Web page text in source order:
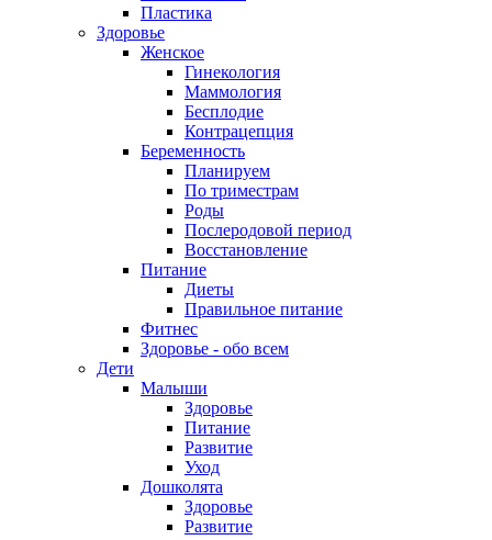
Пластика
Здоровье
Женское
Гинекология
Маммология
Бесплодие
Контрацепция
Беременность
Планируем
По триместрам
Роды
Послеродовой период
Восстановление
Питание
Диеты
Правильное питание
Фитнес
Здоровье - обо всем
Дети
Малыши
Здоровье
Питание
Развитие
Уход
Дошколята
Здоровье
Развитие